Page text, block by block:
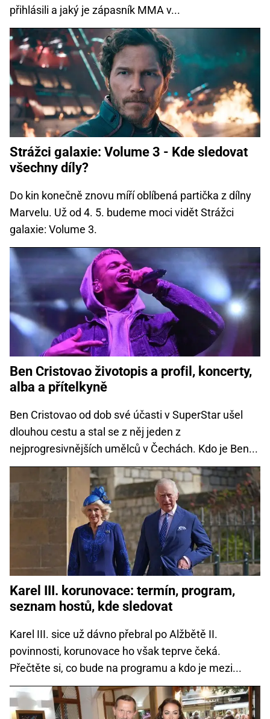
přihlásili a jaký je zápasník MMA v...
Strážci galaxie: Volume 3 - Kde sledovat
všechny díly?
Do kin konečně znovu míří oblíbená partička z dílny
Marvelu. Už od 4. 5. budeme moci vidět Strážci
galaxie: Volume 3.
Ben Cristovao životopis a profil, koncerty,
alba a přítelkyně
Ben Cristovao od dob své účasti v SuperStar ušel
dlouhou cestu a stal se z něj jeden z
nejprogresivnějších umělců v Čechách. Kdo je Ben...
Karel III. korunovace: termín, program,
seznam hostů, kde sledovat
Karel III. sice už dávno přebral po Alžbětě II.
povinnosti, korunovace ho však teprve čeká.
Přečtěte si, co bude na programu a kdo je mezi...